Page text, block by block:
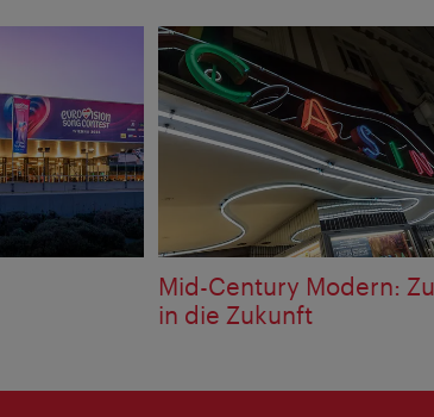
Mid-Century Modern:
in die Zukunft